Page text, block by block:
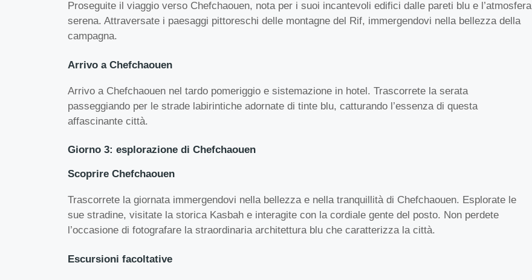
Proseguite il viaggio verso Chefchaouen, nota per i suoi incantevoli edifici dalle pareti blu e l’atmosfera
serena. Attraversate i paesaggi pittoreschi delle montagne del Rif, immergendovi nella bellezza della
campagna.
Arrivo a Chefchaouen
Arrivo a Chefchaouen nel tardo pomeriggio e sistemazione in hotel. Trascorrete la serata
passeggiando per le strade labirintiche adornate di tinte blu, catturando l’essenza di questa
affascinante città.
Giorno 3: esplorazione di Chefchaouen
Scoprire Chefchaouen
Trascorrete la giornata immergendovi nella bellezza e nella tranquillità di Chefchaouen. Esplorate le
sue stradine, visitate la storica Kasbah e interagite con la cordiale gente del posto. Non perdete
l’occasione di fotografare la straordinaria architettura blu che caratterizza la città.
Escursioni facoltative